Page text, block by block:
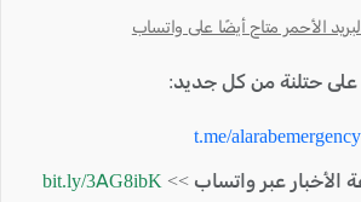
الأحمر متاح أيضًا على واتساب
على حتلنة من كل جديد:
t.me/alarabemergency
الأخبار عبر واتساب >> bit.ly/3AG8ibK